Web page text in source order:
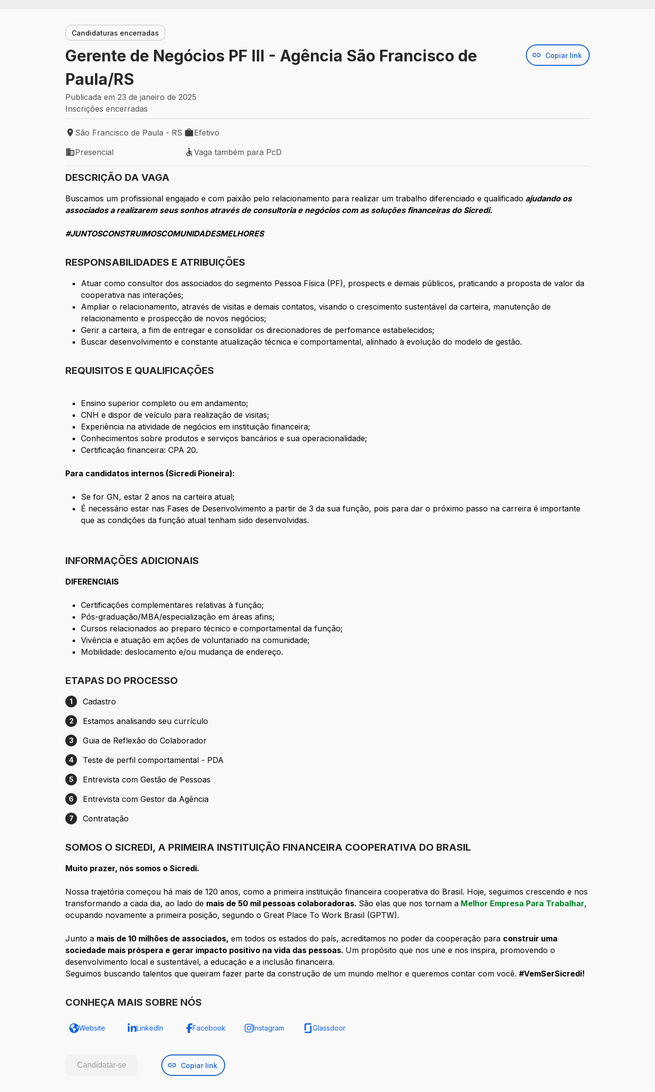
Candidaturas encerradas
Gerente de Negócios PF III - Agência São Francisco de
Paula/RS
Copiar link
Publicada em 23 de janeiro de 2025
Inscrições encerradas
Local de trabalho: São Francisco de Paula - RS
São Francisco de Paula - RS
Tipo de vaga: Efetivo
Efetivo
Modelo de trabalho: Presencial
Presencial
Vaga também para PcD
Vaga também para PcD
DESCRIÇÃO DA VAGA
Buscamos um profissional engajado e com paixão pelo relacionamento para realizar um trabalho diferenciado e qualificado ajudando os
associados a realizarem seus sonhos através de consultoria e negócios com as soluções financeiras do Sicredi.
#JUNTOSCONSTRUIMOSCOMUNIDADESMELHORES
RESPONSABILIDADES E ATRIBUIÇÕES
Atuar como consultor dos associados do segmento Pessoa Física (PF), prospects e demais públicos, praticando a proposta de valor da
cooperativa nas interações;
Ampliar o relacionamento, através de visitas e demais contatos, visando o crescimento sustentável da carteira, manutenção de
relacionamento e prospecção de novos negócios;
Gerir a carteira, a fim de entregar e consolidar os direcionadores de perfomance estabelecidos;
Buscar desenvolvimento e constante atualização técnica e comportamental, alinhado à evolução do modelo de gestão.
REQUISITOS E QUALIFICAÇÕES
Ensino superior completo ou em andamento;
CNH e dispor de veículo para realização de visitas;
Experiência na atividade de negócios em instituição financeira;
Conhecimentos sobre produtos e serviços bancários e sua operacionalidade;
Certificação financeira: CPA 20.
Para candidatos internos (Sicredi Pioneira):
Se for GN, estar 2 anos na carteira atual;
É necessário estar nas Fases de Desenvolvimento a partir de 3 da sua função, pois para dar o próximo passo na carreira é importante
que as condições da função atual tenham sido desenvolvidas.
INFORMAÇÕES ADICIONAIS
DIFERENCIAIS
Certificações complementares relativas à função;
Pós-graduação/MBA/especialização em áreas afins;
Cursos relacionados ao preparo técnico e comportamental da função;
Vivência e atuação em ações de voluntariado na comunidade;
Mobilidade: deslocamento e/ou mudança de endereço.
ETAPAS DO PROCESSO
Etapa 1: Cadastro
1 Cadastro
Etapa 2: Estamos analisando seu currículo
2 Estamos analisando seu currículo
Etapa 3: Guia de Reflexão do Colaborador
3 Guia de Reflexão do Colaborador
Etapa 4: Teste de perfil comportamental - PDA
4 Teste de perfil comportamental - PDA
Etapa 5: Entrevista com Gestão de Pessoas
5 Entrevista com Gestão de Pessoas
Etapa 6: Entrevista com Gestor da Agência
6 Entrevista com Gestor da Agência
Etapa 7: Contratação
7 Contratação
SOMOS O SICREDI, A PRIMEIRA INSTITUIÇÃO FINANCEIRA COOPERATIVA DO BRASIL
Muito prazer, nós somos o Sicredi.
Nossa trajetória começou há mais de 120 anos, como a primeira instituição financeira cooperativa do Brasil. Hoje, seguimos crescendo e nos
transformando a cada dia, ao lado de mais de 50 mil pessoas colaboradoras. São elas que nos tornam a Melhor Empresa Para Trabalhar,
ocupando novamente a primeira posição, segundo o Great Place To Work Brasil (GPTW).
Junto a mais de 10 milhões de associados, em todos os estados do país, acreditamos no poder da cooperação para construir uma
sociedade mais próspera e gerar impacto positivo na vida das pessoas. Um propósito que nos une e nos inspira, promovendo o
desenvolvimento local e sustentável, a educação e a inclusão financeira.
Seguimos buscando talentos que queiram fazer parte da construção de um mundo melhor e queremos contar com você.#VemSerSicredi!
CONHEÇA MAIS SOBRE NÓS
Website LinkedIn Facebook Instagram Glassdoor
Candidatar-se Copiar link